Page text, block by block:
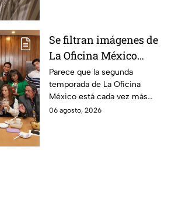
Se filtran imágenes de
La Oficina México
temporada 2 y un
detalle desata teorías
entre los fans
Parece que la segunda
temporada de La Oficina
México está cada vez más
cerca, pues el elenco ya se
06 agosto, 2026